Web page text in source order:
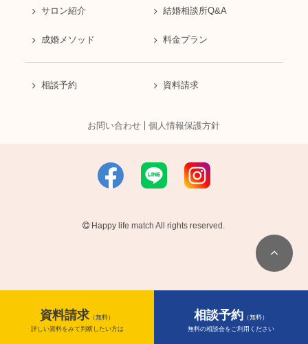
資料請求 （無料）
詳しい資料をみて判断したい方は
相談予約 （無料）
無料の相談会をご利用ください
サロン紹介 結婚相談所Q&A
成婚メソッド 料金プラン
相談予約 資料請求
お問い合わせ 個人情報保護方針
Happy life match All rights reserved.